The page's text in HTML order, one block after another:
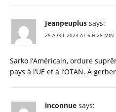
Jeanpeuplus says:
25 APRIL 2023 AT 6 H 28 MIN
Sarko l’Américain, ordure
pays à l’UE et à l’OTAN. A
inconnue says: